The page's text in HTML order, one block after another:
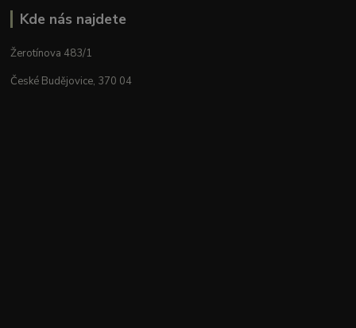
Kde nás najdete
Žerotínova 483/1
České Budějovice, 370 04